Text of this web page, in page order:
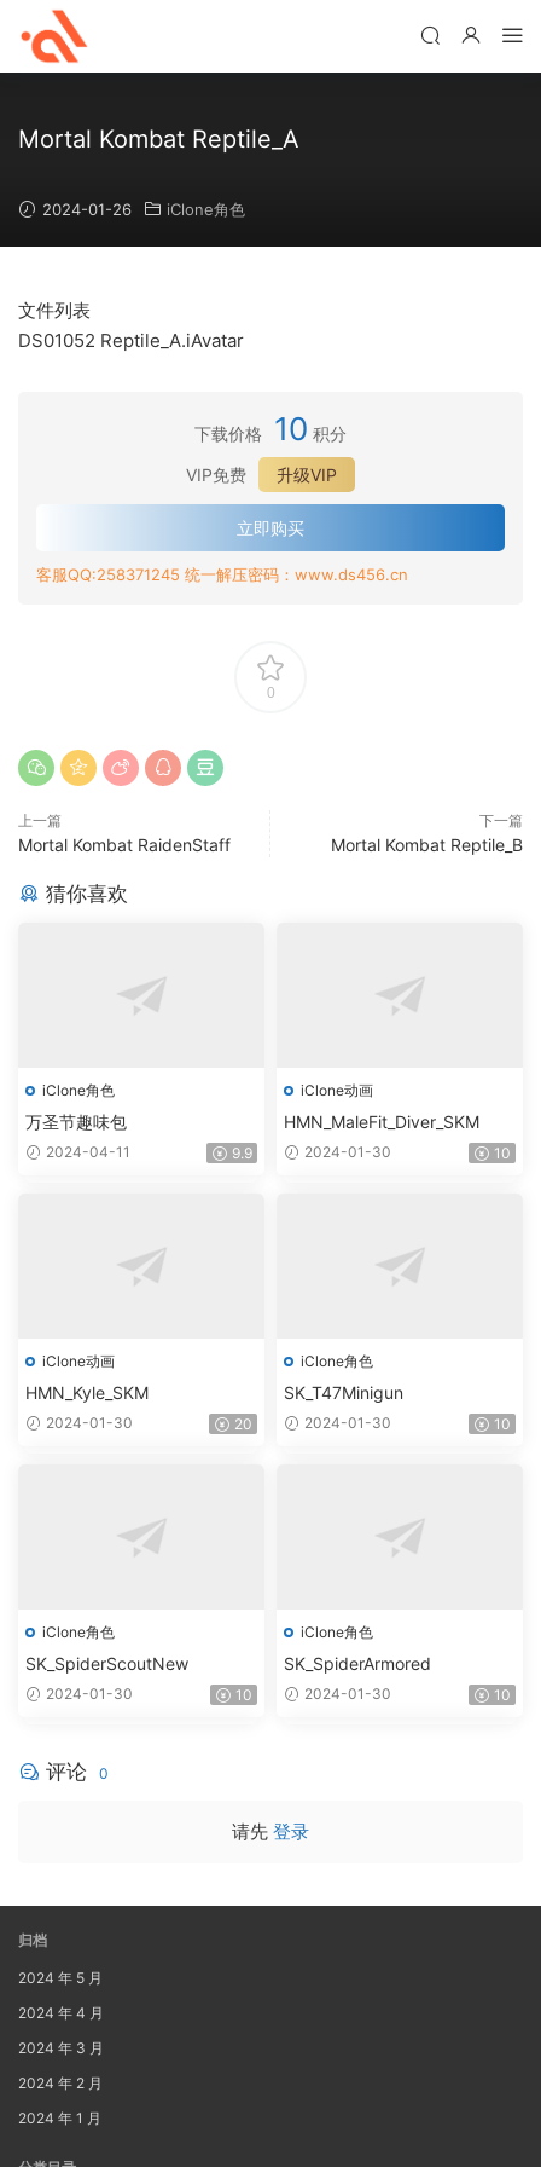
Mortal Kombat Reptile_A
2024-01-26 iClone角色
文件列表
DS01052 Reptile_A.iAvatar
下载价格 10 积分
VIP免费
升级VIP
立即购买
客服QQ:258371245 统一解压密码：www.ds456.cn
0
上一篇
Mortal Kombat RaidenStaff
下一篇
Mortal Kombat Reptile_B
猜你喜欢
iClone角色
万圣节趣味包
2024-04-11 9.9
iClone动画
HMN_MaleFit_Diver_SKM
2024-01-30 10
iClone动画
HMN_Kyle_SKM
2024-01-30 20
iClone角色
SK_T47Minigun
2024-01-30 10
iClone角色
SK_SpiderScoutNew
2024-01-30 10
iClone角色
SK_SpiderArmored
2024-01-30 10
评论 0
请先 登录
归档
2024 年 5 月
2024 年 4 月
2024 年 3 月
2024 年 2 月
2024 年 1 月